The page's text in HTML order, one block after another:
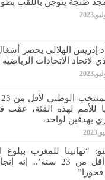
إدريس الهلالي يحضر
لاتحاد الاتحادات الرياضية
للأمم لهذه الفئة،
بهدفين لواحد،
“تهانينا للمغرب ببلوغ
‘كان أقل من 23
فخورا”